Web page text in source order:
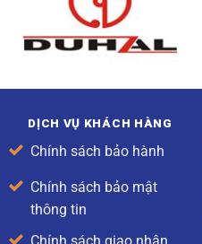
DỊCH VỤ KHÁCH HÀNG
Chính sách bảo hành
Chính sách bảo mật
thông tin